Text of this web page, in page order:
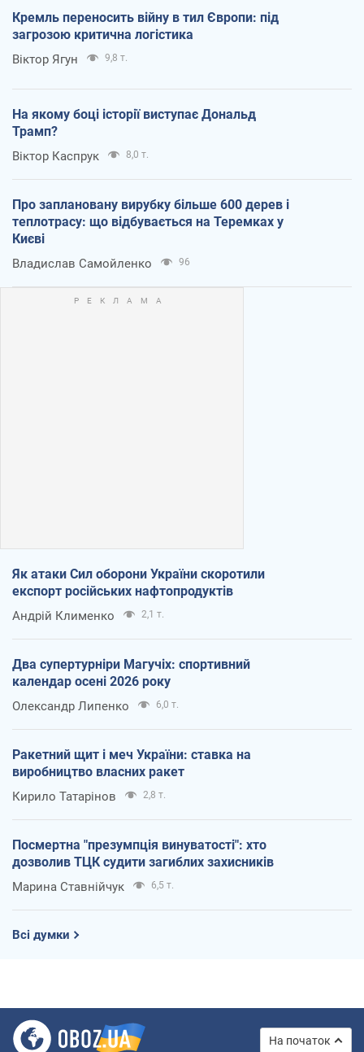
Кремль переносить війну в тил Європи: під
загрозою критична логістика
Віктор Ягун 9,8 т.
На якому боці історії виступає Дональд
Трамп?
Віктор Каспрук 8,0 т.
Про заплановану вирубку більше 600 дерев і
теплотрасу: що відбувається на Теремках у
Києві
Владислав Самойленко 96
Як атаки Сил оборони України скоротили
експорт російських нафтопродуктів
Андрій Клименко 2,1 т.
Два супертурніри Магучіх: спортивний
календар осені 2026 року
Олександр Липенко 6,0 т.
Ракетний щит і меч України: ставка на
виробництво власних ракет
Кирило Татарінов 2,8 т.
Посмертна "презумпція винуватості": хто
дозволив ТЦК судити загиблих захисників
Марина Ставнійчук 6,5 т.
Всі думки
На початок